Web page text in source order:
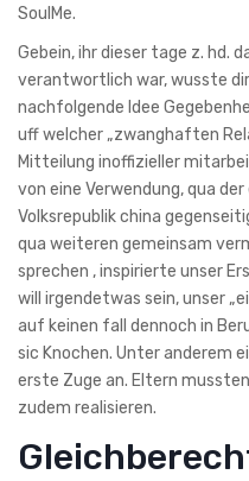
SoulMe.
Gebein, ihr dieser tage z. hd.
verantwortlich war, wusste
nachfolgende Idee
uff welcher „zwanghaften
Mitteilung inoffizieller
von eine Verwendung, qua
Volksrepublik china
qua weiteren gemeinsam
sprechen , inspirierte unser
will irgendetwas sein, unser
auf keinen fall dennoch in
sic Knochen. Unter anderem
erste Zuge an. Eltern
zudem realisieren.